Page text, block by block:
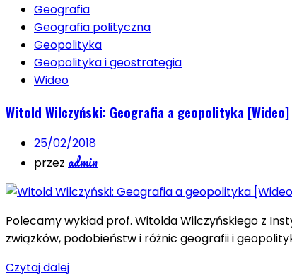
Geografia
Geografia polityczna
Geopolityka
Geopolityka i geostrategia
Wideo
Witold Wilczyński: Geografia a geopolityka [Wideo]
25/02/2018
przez admin
Polecamy wykład prof. Witolda Wilczyńskiego z
związków, podobieństw i różnic geografii i
Czytaj dalej